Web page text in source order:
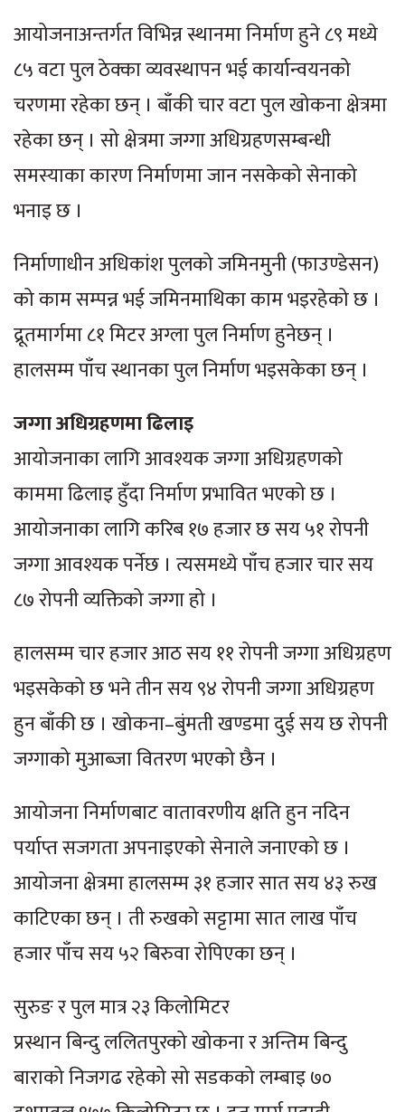
आयोजनाअन्तर्गत विभिन्न स्थानमा निर्माण हुने ८९ मध्ये
८५ वटा पुल ठेक्का व्यवस्थापन भई कार्यान्वयनको
चरणमा रहेका छन् । बाँकी चार वटा पुल खोकना क्षेत्रमा
रहेका छन् । सो क्षेत्रमा जग्गा अधिग्रहणसम्बन्धी
समस्याका कारण निर्माणमा जान नसकेको सेनाको
भनाइ छ ।
निर्माणाधीन अधिकांश पुलको जमिनमुनी (फाउण्डेसन)
को काम सम्पन्न भई जमिनमाथिका काम भइरहेको छ ।
द्रूतमार्गमा ८१ मिटर अग्ला पुल निर्माण हुनेछन् ।
हालसम्म पाँच स्थानका पुल निर्माण भइसकेका छन् ।
जग्गा अधिग्रहणमा ढिलाइ
आयोजनाका लागि आवश्यक जग्गा अधिग्रहणको
काममा ढिलाइ हुँदा निर्माण प्रभावित भएको छ ।
आयोजनाका लागि करिब १७ हजार छ सय ५१ रोपनी
जग्गा आवश्यक पर्नेछ । त्यसमध्ये पाँच हजार चार सय
८७ रोपनी व्यक्तिको जग्गा हो ।
हालसम्म चार हजार आठ सय ११ रोपनी जग्गा अधिग्रहण
भइसकेको छ भने तीन सय ९४ रोपनी जग्गा अधिग्रहण
हुन बाँकी छ । खोकना–बुंमती खण्डमा दुई सय छ रोपनी
जग्गाको मुआब्जा वितरण भएको छैन ।
आयोजना निर्माणबाट वातावरणीय क्षति हुन नदिन
पर्याप्त सजगता अपनाइएको सेनाले जनाएको छ ।
आयोजना क्षेत्रमा हालसम्म ३१ हजार सात सय ४३ रुख
काटिएका छन् । ती रुखको सट्टामा सात लाख पाँच
हजार पाँच सय ५२ बिरुवा रोपिएका छन् ।
सुरुङ र पुल मात्र २३ किलोमिटर
प्रस्थान बिन्दु ललितपुरको खोकना र अन्तिम बिन्दु
बाराको निजगढ रहेको सो सडकको लम्बाइ ७०